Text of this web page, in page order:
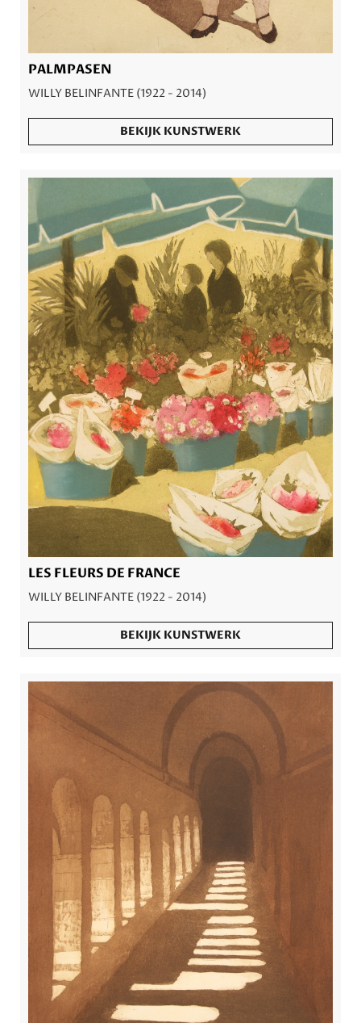
PALMPASEN
WILLY BELINFANTE (1922 - 2014)
BEKIJK KUNSTWERK
LES FLEURS DE FRANCE
WILLY BELINFANTE (1922 - 2014)
BEKIJK KUNSTWERK